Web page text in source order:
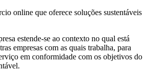
online que oferece soluções sustentáveis
estende-se ao contexto no qual está
empresas com as quais trabalha, para
em conformidade com os objetivos do